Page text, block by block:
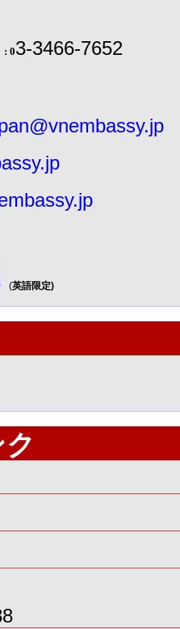
: 03-3466-7652
(英語限定)